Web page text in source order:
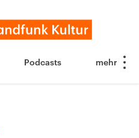
Podcasts